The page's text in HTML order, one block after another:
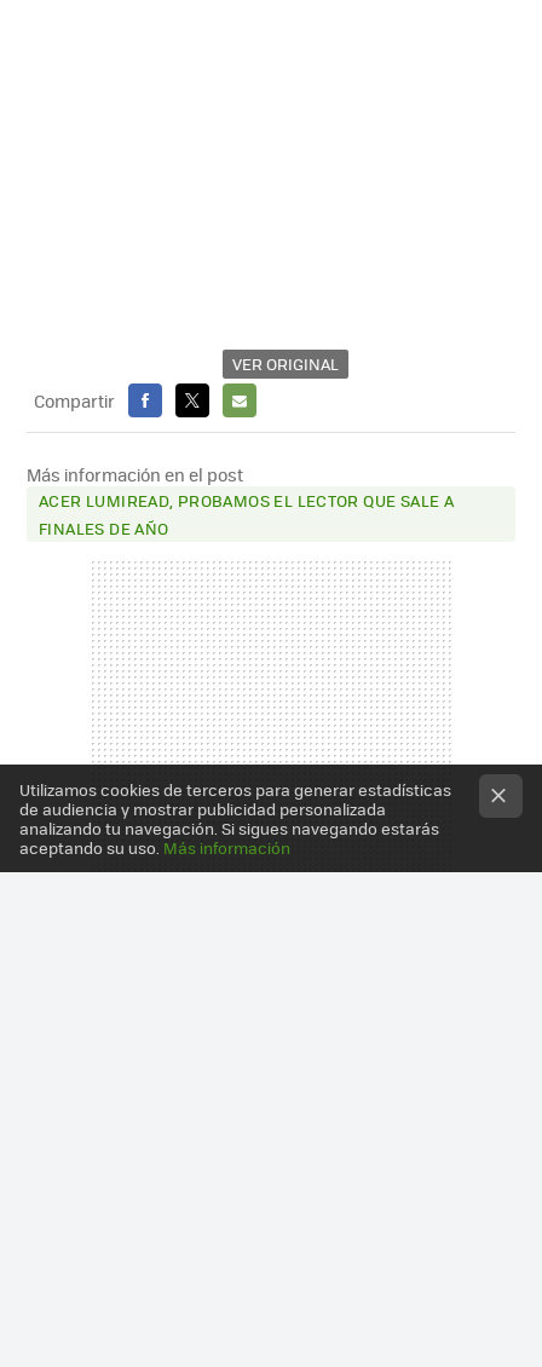
VER ORIGINAL
Compartir
FACEBOOK
X
E-
MAIL
Más información en el post
ACER LUMIREAD, PROBAMOS EL LECTOR QUE SALE A
FINALES DE AÑO
Utilizamos cookies de terceros para generar estadísticas
de audiencia y mostrar publicidad personalizada
analizando tu navegación. Si sigues navegando estarás
aceptando su uso. Más información